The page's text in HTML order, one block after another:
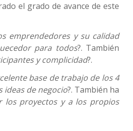
el grado de avance de este
emprendedores y su calidad
para todos?. También
y complicidad?.
base de trabajo de los 4
ideas de negocio?. También ha
los proyectos y a los propios